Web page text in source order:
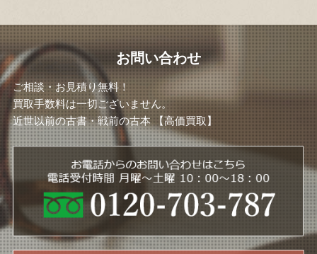
お問い合わせ
ご相談・お見積り無料！
買取手数料は一切ございません。
近世以前の古書・戦前の古本 【高価買取】